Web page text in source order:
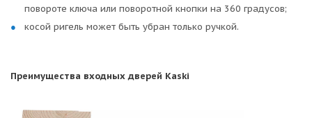
повороте ключа или поворотной кнопки на 360 градусов;
косой ригель может быть убран только ручкой.
Преимущества входных дверей Kaski